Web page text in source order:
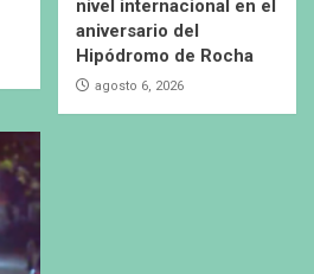
nivel internacional en el
aniversario del
Hipódromo de Rocha
agosto 6, 2026